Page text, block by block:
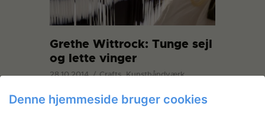
Grethe Wittrock: Tunge sejl
og lette vinger
28.10.2014 Crafts, Kunsthåndværk
I atelieret på plan 3 omdanner Grethe
Wittrock rå og tunge sejl til flygtige
Denne hjemmeside bruger cookies